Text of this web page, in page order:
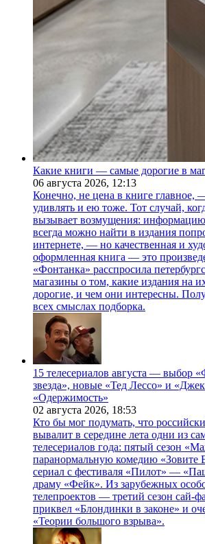
Какие книги — самые дорогие в
06 августа 2026, 12:13
Конечно, не цена в книге
удивлять и ею тоже. Тот случай,
вызывает возмущения: информацию
всегда можно найти в издания
интернете, — но качественная и
оформленная книга — это
«Фонтанка» расспросила
магазины о том, какие издания на
дорогие, и чем они интересны.
всех смыслах подборка.
15 телесериалов августа — выбор
звезда», новые «Тед Лессо» и
«Одержимость»
02 августа 2026, 18:53
Кто бы мог подумать, что
вывалит в середине лета одни из
телесериалов года: пятый сезон
паранормальную комедию
сериал с фестиваля «Пилот» —
драму «Фейк». Из зарубежных
телепроектов — третий сезон сай-
приквел «Блондинки в законе» и
«Теории большого взрыва».